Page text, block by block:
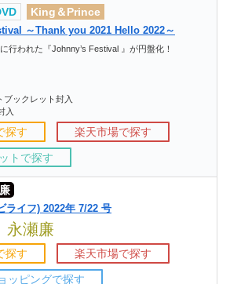
King＆Prince
～Thank you 2021 Hello 2022～
行われた『Johnny’s Festival 』が円盤化！
ブックレット封入
入
探す 楽天市場で探す
トで探す
ライフ) 2022年 7/22 号
瀬廉
探す 楽天市場で探す
ッピングで探す